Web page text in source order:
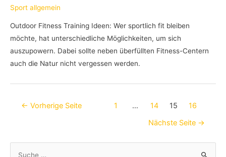
Sport allgemein
Outdoor Fitness Training Ideen: Wer sportlich fit bleiben
möchte, hat unterschiedliche Möglichkeiten, um sich
auszupowern. Dabei sollte neben überfüllten Fitness-Centern
auch die Natur nicht vergessen werden.
Beitragsnavigation
← Vorherige Seite 1 … 14 15
16
Nächste Seite →